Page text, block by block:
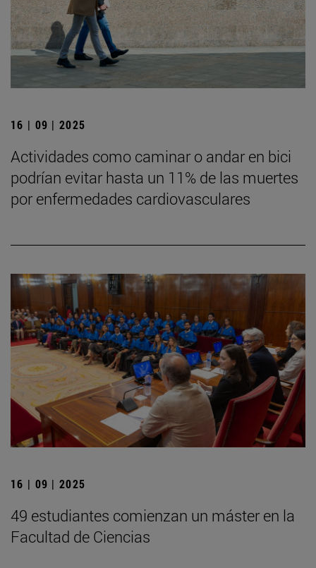
16 | 09 | 2025
Actividades como caminar o andar en bici
podrían evitar hasta un 11% de las muertes
por enfermedades cardiovasculares
16 | 09 | 2025
49 estudiantes comienzan un máster en la
Facultad de Ciencias